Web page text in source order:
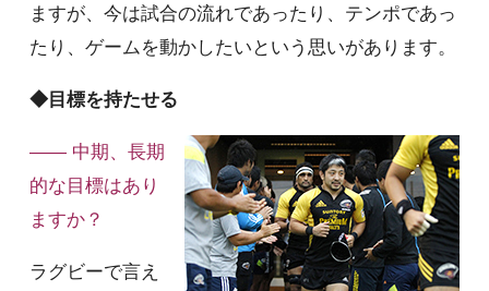
ますが、今は試合の流れであったり、テンポであっ
たり、ゲームを動かしたいという思いがあります。
◆目標を持たせる
—— 中期、長期
的な目標はあり
ますか？
ラグビーで言え